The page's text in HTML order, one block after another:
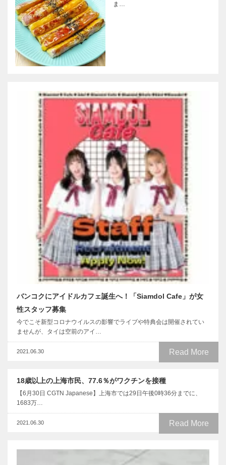
ま…
バンコクにアイドルカフェ誕生へ！「Siamdol Cafe」が女
性スタッフ募集
今でこそ新型コロナウイルスの影響でライブや特典会は開催されてい
ませんが、タイは空前のアイ…
Read More
2021.06.30
18歳以上の上海市民、77.6％がワクチンを接種
【6月30日 CGTN Japanese】上海市では29日午後0時36分までに、
1683万…
Read More
2021.06.30